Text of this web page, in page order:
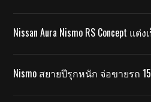
Nissan Aura Nismo RS Concept แ
Nismo สยายปีรุกหนัก จ่อขายรถ